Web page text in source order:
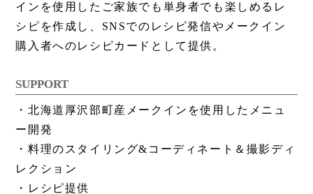
インを使用したご家族でも単身者でも楽しめるレ
シピを作成し、SNSでのレシピ発信やメークイン
購入者へのレシピカードとして提供。
SUPPORT
・北海道厚沢部町産メークインを使用したメニュ
ー開発
・料理のスタイリング&コーディネート＆撮影ディ
レクション
・レシピ提供